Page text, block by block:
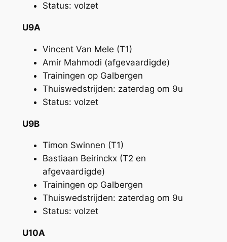
Status: volzet
U9A
Vincent Van Mele (T1)
Amir Mahmodi (afgevaardigde)
Trainingen op Galbergen
Thuiswedstrijden: zaterdag om 9u
Status: volzet
U9B
Timon Swinnen (T1)
Bastiaan Beirinckx (T2 en
afgevaardigde)
Trainingen op Galbergen
Thuiswedstrijden: zaterdag om 9u
Status: volzet
U10A